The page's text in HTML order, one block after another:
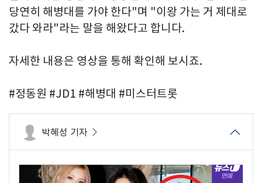
당연히 해병대를 가야 한다"며 "이왕 가는 거 제대로
갔다 와라"라는 말을 해왔다고 합니다.
자세한 내용은 영상을 통해 확인해 보시죠.
#정동원 #JD1 #해병대 #미스터트롯
박혜성 기자